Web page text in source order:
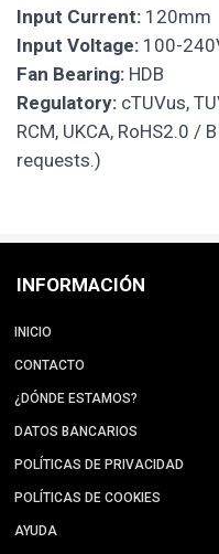
Input Current: 120mm
Input Voltage: 100-
Fan Bearing: HDB
Regulatory: cTUVus,
RCM, UKCA, RoHS2.0 /
requests.)
INFORMACIÓN
INICIO
CONTACTO
¿DÓNDE ESTAMOS?
DATOS BANCARIOS
POLÍTICAS DE PRIVACIDAD
POLÍTICAS DE COOKIES
AYUDA